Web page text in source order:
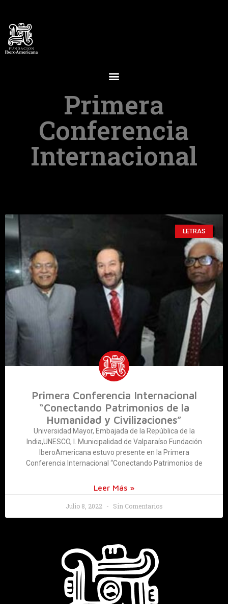
Primera
Conferencia
Internacional
LETRAS
Primera Conferencia Internacional
“Conectando Patrimonios de la
Humanidad y Civilizaciones”
Universidad Mayor, Embajada de la República de la
India,UNESCO, I. Municipalidad de Valparaíso Fundación
IberoAmericana estuvo presente en la Primera
Conferencia Internacional “Conectando Patrimonios de
Leer Más »
Julio 8, 2022 Sin Comentarios